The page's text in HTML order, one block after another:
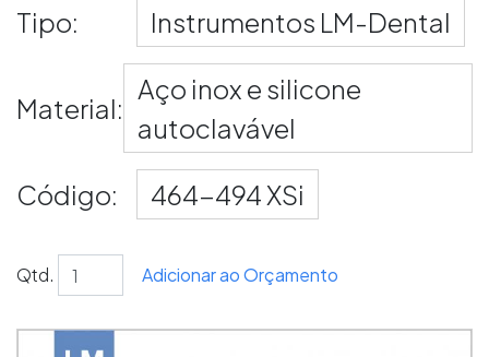
Tipo: Instrumentos LM-Dental
Material:
Aço inox e silicone
autoclavável
Código: 464-494 XSi
Qtd. Adicionar ao Orçamento